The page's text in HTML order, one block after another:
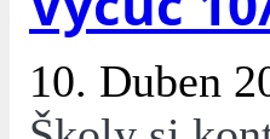
10. Duben